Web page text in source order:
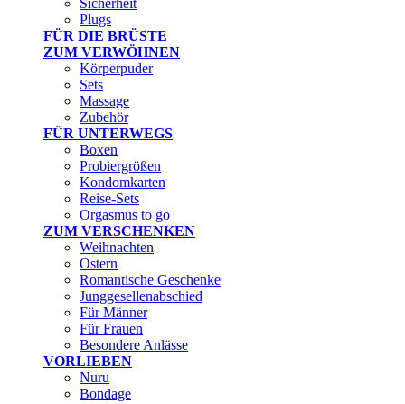
Sicherheit
Plugs
FÜR DIE BRÜSTE
ZUM VERWÖHNEN
Körperpuder
Sets
Massage
Zubehör
FÜR UNTERWEGS
Boxen
Probiergrößen
Kondomkarten
Reise-Sets
Orgasmus to go
ZUM VERSCHENKEN
Weihnachten
Ostern
Romantische Geschenke
Junggesellenabschied
Für Männer
Für Frauen
Besondere Anlässe
VORLIEBEN
Nuru
Bondage